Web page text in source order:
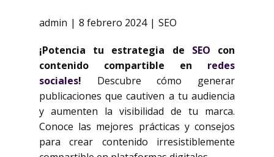
admin 8 febrero 2024 SEO
¡Potencia tu estrategia de SEO con
contenido compartible en redes
sociales! Descubre cómo generar
publicaciones que cautiven a tu audiencia
y aumenten la visibilidad de tu marca.
Conoce las mejores prácticas y consejos
para crear contenido irresistiblemente